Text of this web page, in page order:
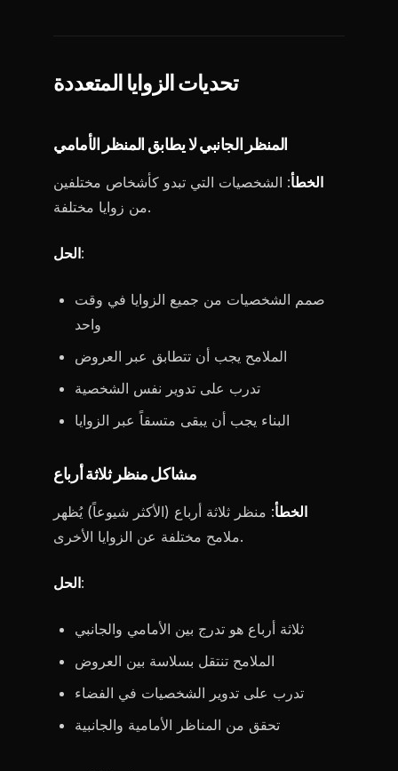
تحديات الزوايا المتعددة
المنظر الجانبي لا يطابق المنظر الأمامي
الخطأ: الشخصيات التي تبدو كأشخاص مختلفين
من زوايا مختلفة.
الحل:
صمم الشخصيات من جميع الزوايا في وقت
واحد
الملامح يجب أن تتطابق عبر العروض
تدرب على تدوير نفس الشخصية
البناء يجب أن يبقى متسقاً عبر الزوايا
مشاكل منظر ثلاثة أرباع
الخطأ: منظر ثلاثة أرباع (الأكثر شيوعاً) يُظهر
ملامح مختلفة عن الزوايا الأخرى.
الحل:
ثلاثة أرباع هو تدرج بين الأمامي والجانبي
الملامح تنتقل بسلاسة بين العروض
تدرب على تدوير الشخصيات في الفضاء
تحقق من المناظر الأمامية والجانبية